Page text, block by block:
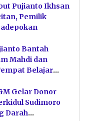
Pujianto Ikhsan
Pemilik
Bantah
Mahdi dan
Belajar
Gelar Donor
Sudimoro
Darah